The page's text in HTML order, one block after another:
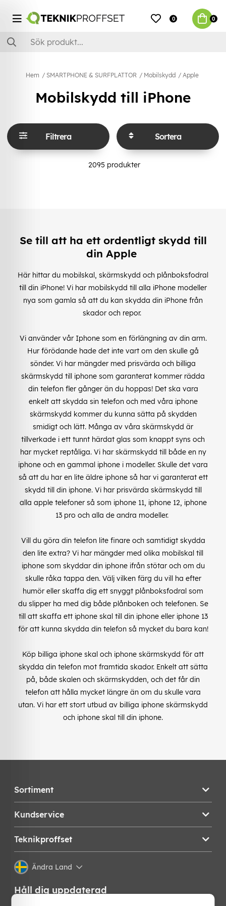
0 0
Hem SMARTPHONE & SURFPLATTOR Mobilskydd Apple
Mobilskydd till iPhone
Filtrera Sortera
2095 produkter
Se till att ha ett ordentligt skydd till
din Apple
Här hittar du mobilskal, skärmskydd och plånboksfodral
till din iPhone! Vi har mobilskydd till alla iPhone modeller
nya som gamla så att du kan skydda din iPhone från
skador och repor.
Vi använder vår Iphone som en förlängning av din arm.
Hur förödande hade det inte vart om den skulle gå
sönder. Vi har mängder med prisvärda och billiga
skärmskydd till iphone som garanterat kommer rädda
din telefon fler gånger än du hoppas! Det ska vara
enkelt att skydda sin telefon och med våra iphone
skärmskydd kommer du kunna sätta på skydden
smidigt och lätt. Många av våra skärmskydd är
tillverkade i ett tunnt härdat glas som knappt syns och
har mycket reptåliga. Vi har skärmskydd till både en ny
iphone och en gammal iphone i modeller. Skulle det vara
så att du har en lite äldre iphone så har vi garanterat ett
skydd till din iphone. Vi har prisvärda skärmskydd till
alla apple telefoner så som iphone 11, iphone 12, iphone
13 pro och alla de andra modeller.
Vill du göra din telefon lite finare och samtidigt skydda
den lite extra? Vi har mängder med olika mobilskal till
iphone som skyddar din iphone ifrån stötar och om du
skulle råka tappa den. Välj vilken färg du vill ha efter
humör eller skaffa dig ett snyggt plånboksfodral som
du slipper ha med dig både plånboken och telefonen. Se
till att skaffa ett iphone skal till din iphone eller iphone 13
för att kunna skydda din telefon så mycket du bara kan!
Köp billiga iphone skal och iphone skärmskydd för att
skydda din telefon mot framtida skador. Enkelt att sätta
på, både skalen och skärmskydden, och det får din
telefon att hålla mycket längre än om du skulle vara
utan. Vi har ett stort utbud av billiga iphone skärmskydd
och iphone skal till din iphone.
Sortiment
Kundservice
Teknikproffset
Ändra Land
Håll dig uppdaterad